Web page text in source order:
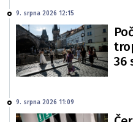
9. srpna 2026 12:15
36
9. srpna 2026 11:09